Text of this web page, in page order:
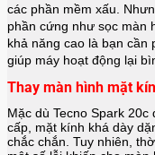
các phần mềm xấu.
phần cứng như sọc màn
khả năng cao là bạn cần
giúp máy hoạt động lại
Thay màn hình mặt
Mặc dù Tecno Spark 20c
cấp, mặt kính khá dày
chắc chắn. Tuy nhiên,